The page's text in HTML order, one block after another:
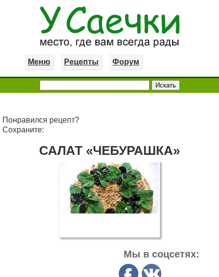
Меню Рецепты Форум
Понравился рецепт?
Сохраните:
САЛАТ «ЧЕБУРАШКА»
Мы в соцсетях: